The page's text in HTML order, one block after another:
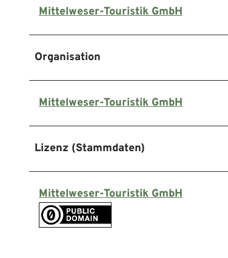
Mittelweser-Touristik GmbH
Organisation
Mittelweser-Touristik GmbH
Lizenz (Stammdaten)
Mittelweser-Touristik GmbH